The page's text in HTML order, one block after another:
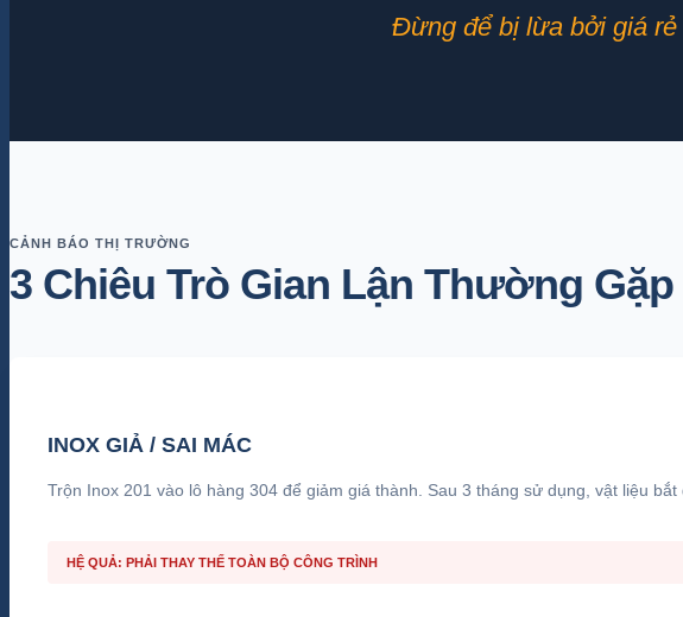
Đừng để bị lừa bởi giá rẻ
CẢNH BÁO THỊ TRƯỜNG
3 Chiêu Trò Gian Lận Thường Gặp
INOX GIẢ / SAI MÁC
Trộn Inox 201 vào lô hàng 304 để giảm giá thành. Sau 3 tháng sử dụng, vật liệu bắt
HỆ QUẢ: PHẢI THAY THẾ TOÀN BỘ CÔNG TRÌNH